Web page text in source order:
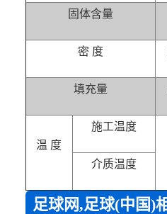
固体含量
密 度
填充量
温 度
施工温度
介质温度
足球网,足球(中国)